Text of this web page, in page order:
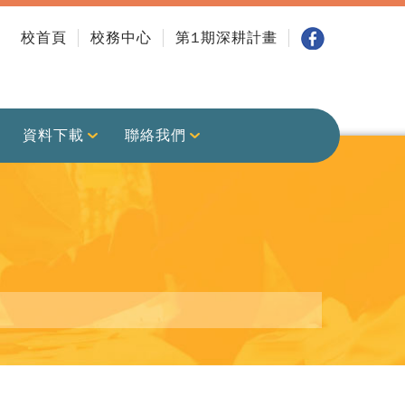
校首頁 校務中心 第1期深耕計畫
資料下載 聯絡我們